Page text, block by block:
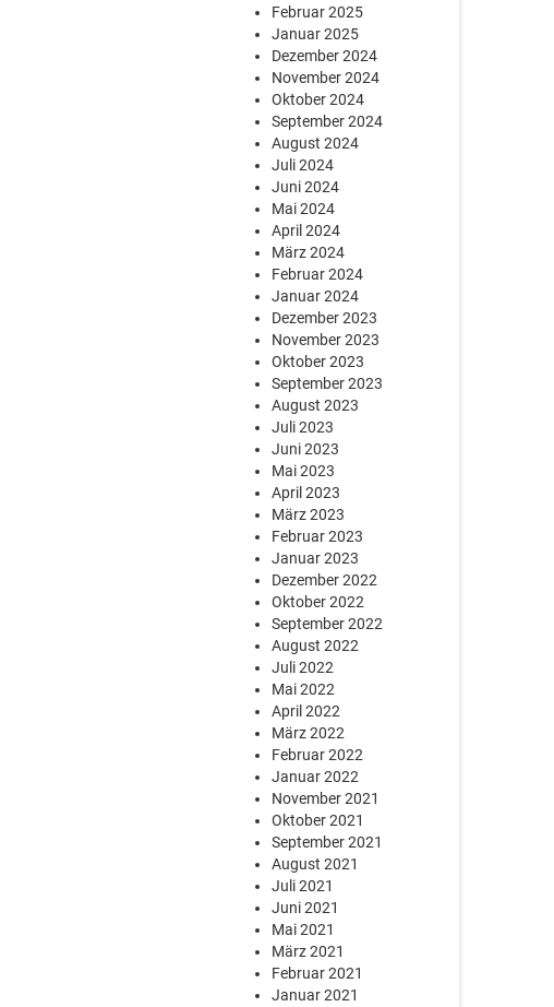
Februar 2025
Januar 2025
Dezember 2024
November 2024
Oktober 2024
September 2024
August 2024
Juli 2024
Juni 2024
Mai 2024
April 2024
März 2024
Februar 2024
Januar 2024
Dezember 2023
November 2023
Oktober 2023
September 2023
August 2023
Juli 2023
Juni 2023
Mai 2023
April 2023
März 2023
Februar 2023
Januar 2023
Dezember 2022
Oktober 2022
September 2022
August 2022
Juli 2022
Mai 2022
April 2022
März 2022
Februar 2022
Januar 2022
November 2021
Oktober 2021
September 2021
August 2021
Juli 2021
Juni 2021
Mai 2021
März 2021
Februar 2021
Januar 2021